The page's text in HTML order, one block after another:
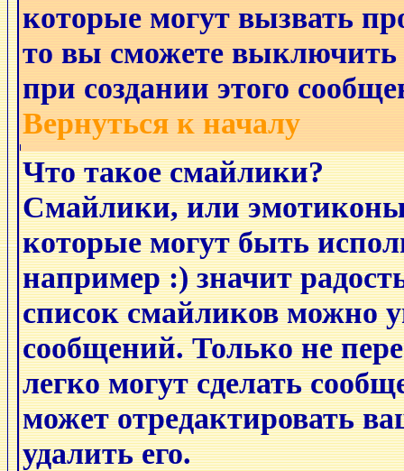
которые могут вызвать
то вы сможете выключить
при создании этого
Вернуться к началу
Что такое смайлики?
Смайлики, или
которые могут быть
например :) значит
список смайликов можно
сообщений. Только не
легко могут сделать
может отредактировать
удалить его.